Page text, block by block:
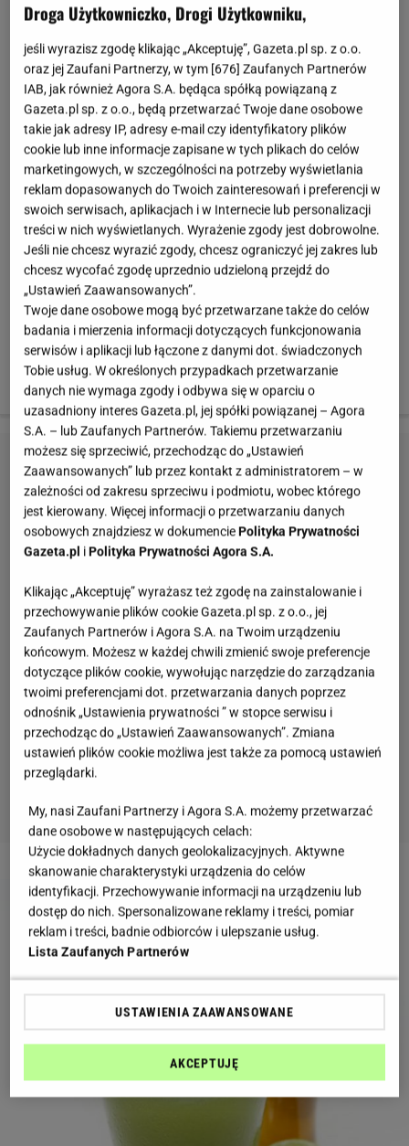
się do niej chleba, możną ją też spożywać jako koktajl.
Składniki: pomidory 1 kg, ogórek zielony 180 g,
papryka czerwona 400 g, papryczka chilli do smaku,
cebula czerwona 50 g, czosnek do smaku, natka
pietruszki, oliwa z oliwek 10 g, sól, pieprz do smaku
Sposób przygotowania: Warzywa umyj, obierz i wykrój
niejadalne części. Następnie pokrój je w kostkę, wrzuć
do blendera lub robota kuchennego i miksuj przez kilka
minut. Dodaj oliwę i przyprawy do smaku. Koktajl
najlepiej smakuje mocno zmrożony!
Wartość energetyczna: ok. 71 kcal w jednej porcji (250
ml)
2 z 7
Droga Użytkowniczko, Drogi Użytkowniku,
jeśli wyrazisz zgodę klikając „Akceptuję”, Gazeta.pl sp. z o.o.
oraz jej Zaufani Partnerzy, w tym [676] Zaufanych Partnerów
IAB, jak również Agora S.A. będąca spółką powiązaną z
Gazeta.pl sp. z o.o., będą przetwarzać Twoje dane osobowe
takie jak adresy IP, adresy e-mail czy identyfikatory plików
cookie lub inne informacje zapisane w tych plikach do celów
marketingowych, w szczególności na potrzeby wyświetlania
reklam dopasowanych do Twoich zainteresowań i preferencji w
swoich serwisach, aplikacjach i w Internecie lub personalizacji
treści w nich wyświetlanych. Wyrażenie zgody jest dobrowolne.
Jeśli nie chcesz wyrazić zgody, chcesz ograniczyć jej zakres lub
chcesz wycofać zgodę uprzednio udzieloną przejdź do
„Ustawień Zaawansowanych”.
Twoje dane osobowe mogą być przetwarzane także do celów
badania i mierzenia informacji dotyczących funkcjonowania
serwisów i aplikacji lub łączone z danymi dot. świadczonych
Tobie usług. W określonych przypadkach przetwarzanie
danych nie wymaga zgody i odbywa się w oparciu o
uzasadniony interes Gazeta.pl, jej spółki powiązanej – Agora
S.A. – lub Zaufanych Partnerów. Takiemu przetwarzaniu
możesz się sprzeciwić, przechodząc do „Ustawień
Zaawansowanych” lub przez kontakt z administratorem – w
zależności od zakresu sprzeciwu i podmiotu, wobec którego
jest kierowany. Więcej informacji o przetwarzaniu danych
osobowych znajdziesz w dokumencie Polityka Prywatności
Gazeta.pl i Polityka Prywatności Agora S.A.
Klikając „Akceptuję” wyrażasz też zgodę na zainstalowanie i
przechowywanie plików cookie Gazeta.pl sp. z o.o., jej
Zaufanych Partnerów i Agora S.A. na Twoim urządzeniu
końcowym. Możesz w każdej chwili zmienić swoje preferencje
dotyczące plików cookie, wywołując narzędzie do zarządzania
twoimi preferencjami dot. przetwarzania danych poprzez
odnośnik „Ustawienia prywatności ” w stopce serwisu i
przechodząc do „Ustawień Zaawansowanych”. Zmiana
ustawień plików cookie możliwa jest także za pomocą ustawień
przeglądarki.
My, nasi Zaufani Partnerzy i Agora S.A. możemy przetwarzać
dane osobowe w następujących celach:
Użycie dokładnych danych geolokalizacyjnych. Aktywne
skanowanie charakterystyki urządzenia do celów
identyfikacji. Przechowywanie informacji na urządzeniu lub
dostęp do nich. Spersonalizowane reklamy i treści, pomiar
reklam i treści, badnie odbiorców i ulepszanie usług.
Lista Zaufanych Partnerów
USTAWIENIA ZAAWANSOWANE
AKCEPTUJĘ